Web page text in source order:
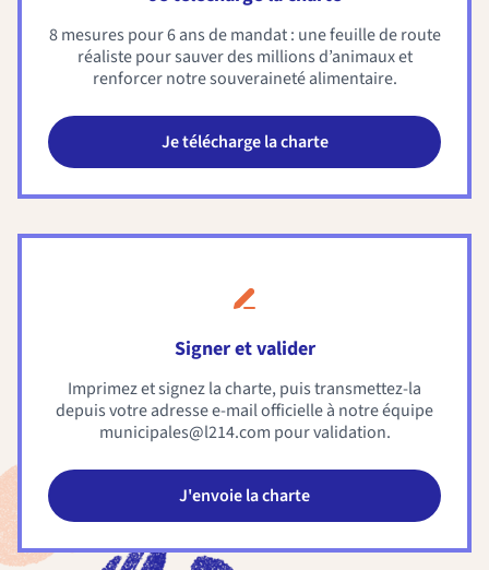
8 mesures pour 6 ans de mandat : une feuille de route
réaliste pour sauver des millions d’animaux et
renforcer notre souveraineté alimentaire.
Je télécharge la charte
Signer et valider
Imprimez et signez la charte, puis transmettez-la
depuis votre adresse e-mail officielle à notre équipe
municipales@l214.com pour validation.
J'envoie la charte